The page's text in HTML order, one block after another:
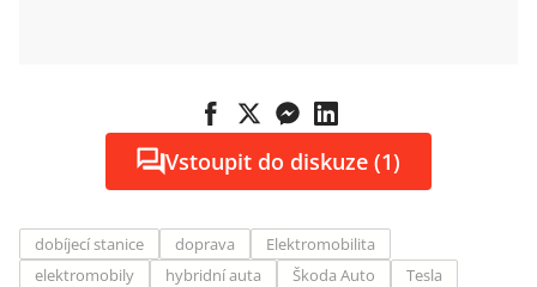
Vstoupit do diskuze (1)
dobíjecí stanice doprava
Elektromobilita
elektromobily
hybridní auta Škoda Auto
Tesla